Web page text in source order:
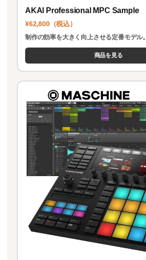
AKAI Professional MPC Sample
¥62,800（税込）
制作の効率を大きく向上させる定番モデル。
商品を見る